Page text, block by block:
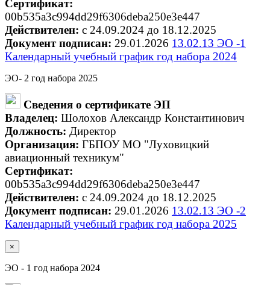
Сертификат:
00b535a3c994dd29f6306deba250e3e447
Действителен: с 24.09.2024 до 18.12.2025
Документ подписан: 29.01.2026 13.02.13 ЭО -1
Календарный учебный график год набора 2024
ЭО- 2 год набора 2025
Сведения о сертификате ЭП
Владелец: Шолохов Александр Константинович
Должность: Директор
Организация: ГБПОУ МО "Луховицкий
авиационный техникум"
Сертификат:
00b535a3c994dd29f6306deba250e3e447
Действителен: с 24.09.2024 до 18.12.2025
Документ подписан: 29.01.2026 13.02.13 ЭО -2
Календарный учебный график год набора 2025
×
ЭО - 1 год набора 2024